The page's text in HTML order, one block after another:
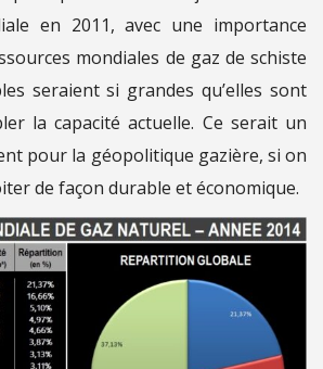
en 2011, avec une importance
mondiales de gaz de schiste
seraient si grandes qu’elles sont
la capacité actuelle. Ce serait un
pour la géopolitique gazière, si on
de façon durable et économique.